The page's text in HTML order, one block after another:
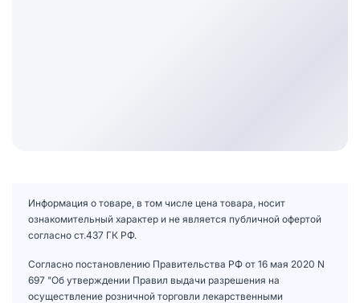
Информация о товаре, в том числе цена товара, носит
ознакомительный характер и не является публичной офертой
согласно ст.437 ГК РФ.
Согласно постановлению Правительства РФ от 16 мая 2020 N
697 "Об утверждении Правил выдачи разрешения на
осуществление розничной торговли лекарственными